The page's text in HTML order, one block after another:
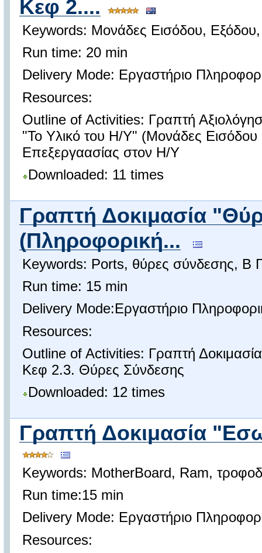
Κεφ 2....
Keywords: Μονάδες Εισόδου,
Run time: 20 min
Delivery Mode: Εργαστήριο
Resources:
Outline of Activities: Γραπτή
"Το Υλικό του Η/Υ" (Μονάδες
Επεξεργαασίας στον Η/Υ
Downloaded: 11 times
Γραπτή Δοκιμασία
(Πληροφορική...
Keywords: Ports, θύρες σύνδεσης, Β
Run time: 15 min
Delivery Mode:Εργαστήριο
Resources:
Outline of Activities: Γραπτή
Κεφ 2.3. Θύρες Σύνδεσης
Downloaded: 12 times
Γραπτή Δοκιμασία
Keywords: MotherBoard, Ram,
Run time:15 min
Delivery Mode: Εργαστήριο
Resources: